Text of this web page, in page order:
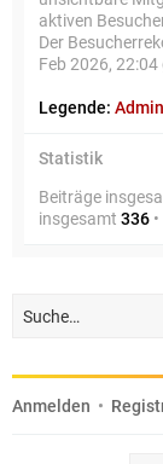
aktiven
Der
Feb 2026,
Legende:
Statistik
Beiträge
insgesamt 336
Anmelden •